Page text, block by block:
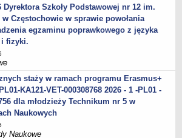
Dyrektora Szkoły Podstawowej nr 12 im.
w Częstochowie w sprawie powołania
egzaminu poprawkowego z języka
fizyki.
staży w ramach programu Erasmus+
KA121-VET-000308768 2026 - 1 -PL01 -
dla młodzieży Technikum nr 5 w
Naukowych
Naukowe